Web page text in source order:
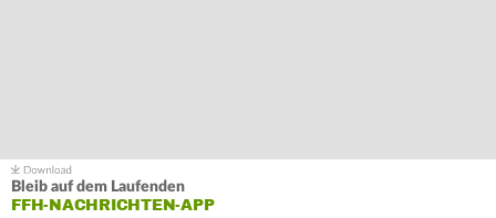
Bleib auf dem Laufenden
FFH-NACHRICHTEN-APP